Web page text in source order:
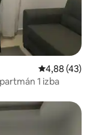
Priemerné
4,88 (43)
1 izba